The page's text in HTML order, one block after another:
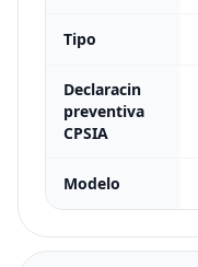
Tipo
Declaracin
preventiva
CPSIA
Modelo